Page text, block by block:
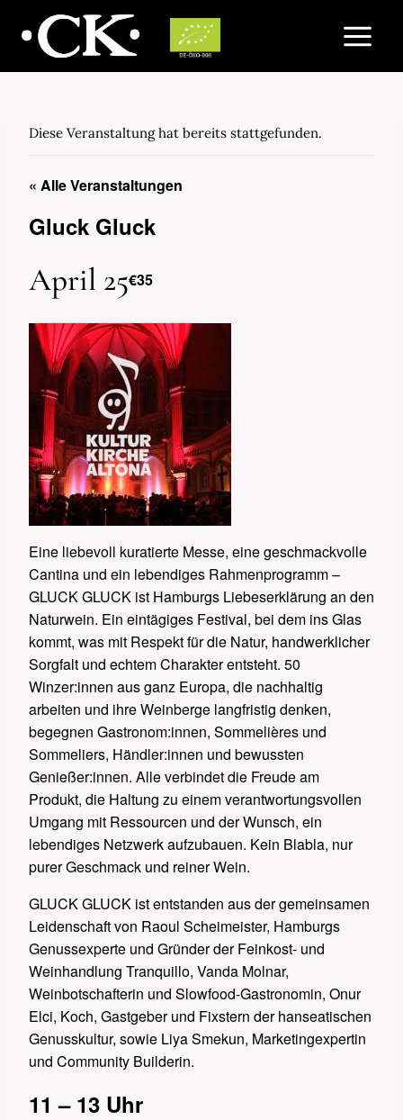
Inhalt
springen
Diese Veranstaltung hat bereits stattgefunden.
« Alle Veranstaltungen
Gluck Gluck
April 25€35
Eine liebevoll kuratierte Messe, eine geschmackvolle
Cantina und ein lebendiges Rahmenprogramm –
GLUCK GLUCK ist Hamburgs Liebeserklärung an den
Naturwein. Ein eintägiges Festival, bei dem ins Glas
kommt, was mit Respekt für die Natur, handwerklicher
Sorgfalt und echtem Charakter entsteht. 50
Winzer:innen aus ganz Europa, die nachhaltig
arbeiten und ihre Weinberge langfristig denken,
begegnen Gastronom:innen, Sommelières und
Sommeliers, Händler:innen und bewussten
Genießer:innen. Alle verbindet die Freude am
Produkt, die Haltung zu einem verantwortungsvollen
Umgang mit Ressourcen und der Wunsch, ein
lebendiges Netzwerk aufzubauen. Kein Blabla, nur
purer Geschmack und reiner Wein.
GLUCK GLUCK ist entstanden aus der gemeinsamen
Leidenschaft von Raoul Scheimeister, Hamburgs
Genussexperte und Gründer der Feinkost- und
Weinhandlung Tranquillo, Vanda Molnar,
Weinbotschafterin und Slowfood-Gastronomin, Onur
Elci, Koch, Gastgeber und Fixstern der hanseatischen
Genusskultur, sowie Liya Smekun, Marketingexpertin
und Community Builderin.
11 – 13 Uhr